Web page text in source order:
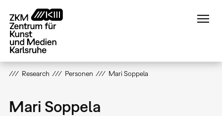
zum
Inhalt
Research Personen Mari Soppela
Mari Soppela